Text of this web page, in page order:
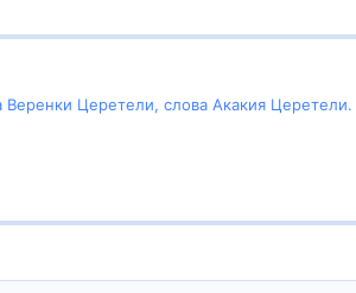
Веренки Церетели, слова Акакия